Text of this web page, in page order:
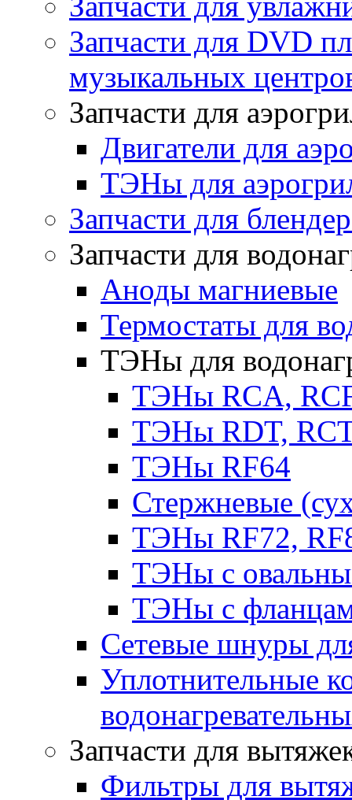
Запчасти для DVD
музыкальных
Запчасти для
Двигатели для
ТЭНы для
Запчасти для
Запчасти для
Аноды магниевые
Термостаты для
ТЭНы для
ТЭНы RCA,
ТЭНы RDT,
ТЭНы RF64
Стержневые
ТЭНы RF72,
ТЭНы с
ТЭНы с
Сетевые шнуры
Уплотнительные
Запчасти для
Фильтры для